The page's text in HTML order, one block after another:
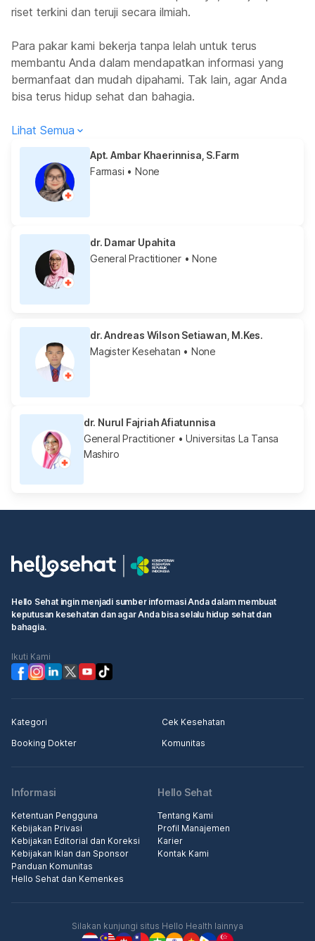
riset terkini dan teruji secara ilmiah.
Para pakar kami bekerja tanpa lelah untuk terus
membantu Anda dalam mendapatkan informasi yang
bermanfaat dan mudah dipahami. Tak lain, agar Anda
bisa terus hidup sehat dan bahagia.
Lihat Semua
Apt. Ambar Khaerinnisa, S.Farm
Farmasi • None
dr. Damar Upahita
General Practitioner • None
dr. Andreas Wilson Setiawan, M.Kes.
Magister Kesehatan • None
dr. Nurul Fajriah Afiatunnisa
General Practitioner• Universitas La Tansa
Mashiro
Hello Sehat ingin menjadi sumber informasi Anda dalam membuat
keputusan kesehatan dan agar Anda bisa selalu hidup sehat dan
bahagia.
Ikuti Kami
Kategori
Cek Kesehatan
Booking Dokter
Komunitas
Informasi
Ketentuan Pengguna
Kebijakan Privasi
Kebijakan Editorial dan Koreksi
Kebijakan Iklan dan Sponsor
Panduan Komunitas
Hello Sehat dan Kemenkes
Hello Sehat
Tentang Kami
Profil Manajemen
Karier
Kontak Kami
Silakan kunjungi situs Hello Health lainnya